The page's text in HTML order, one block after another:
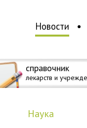
Новости
справочник
лекарств и
наука